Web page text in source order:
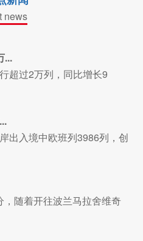
news
...
超过2万列，同比增长9
出入境中欧班列3986列，创
随着开往波兰马拉舍维奇